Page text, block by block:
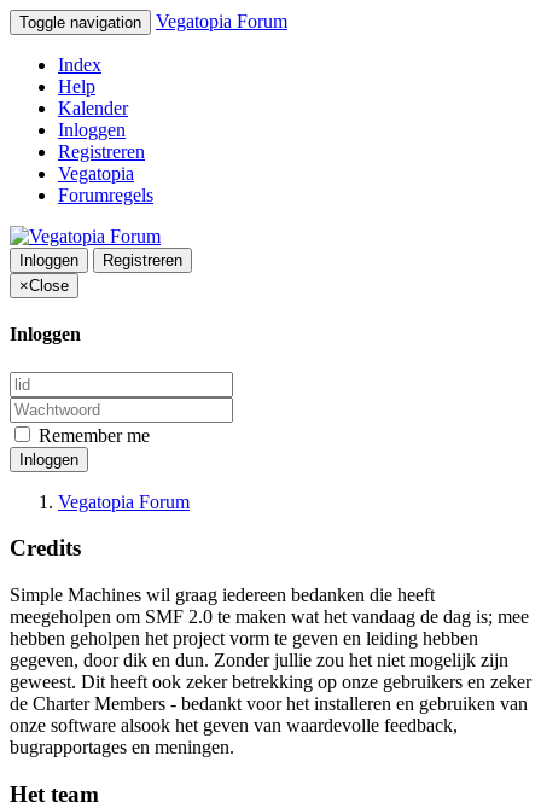
Toggle navigation Vegatopia Forum
Index
Help
Kalender
Inloggen
Registreren
Vegatopia
Forumregels
Inloggen
Registreren
×Close
Inloggen
Remember me
Inloggen
Vegatopia Forum
Credits
Simple Machines wil graag iedereen bedanken die heeft
meegeholpen om SMF 2.0 te maken wat het vandaag de dag is; mee
hebben geholpen het project vorm te geven en leiding hebben
gegeven, door dik en dun. Zonder jullie zou het niet mogelijk zijn
geweest. Dit heeft ook zeker betrekking op onze gebruikers en zeker
de Charter Members - bedankt voor het installeren en gebruiken van
onze software alsook het geven van waardevolle feedback,
bugrapportages en meningen.
Het team